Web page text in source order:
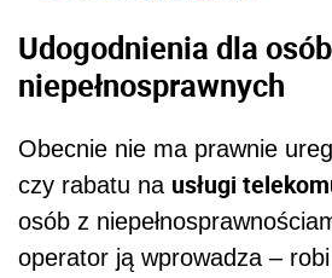
Udogodnienia dla osób
niepełnosprawnych
Obecnie nie ma prawnie
czy rabatu na usługi
osób z
operator ją wprowadza –